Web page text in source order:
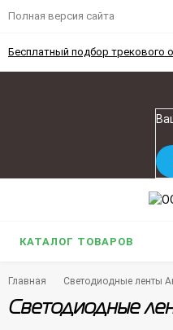
Полная версия сайта
Бесплатный подбор трекового
КАТАЛОГ ТОВАРОВ
Главная Светодиодные ленты
Светодиодные